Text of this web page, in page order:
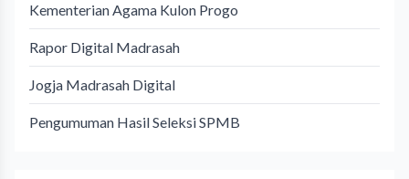
Kementerian Agama Kulon Progo
Rapor Digital Madrasah
Jogja Madrasah Digital
Pengumuman Hasil Seleksi SPMB